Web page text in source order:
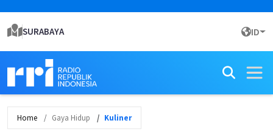
SURABAYA ID
Home Gaya Hidup Kuliner